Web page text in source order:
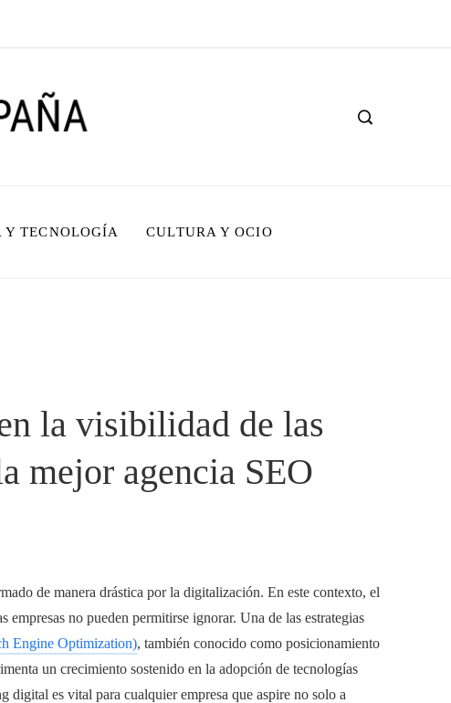
Y TECNOLOGÍA CULTURA Y OCIO
la visibilidad de las
mejor agencia SEO
de manera drástica por la digitalización. En este contexto, el
no pueden permitirse ignorar. Una de las estrategias
Engine Optimization), también conocido como posicionamiento
un crecimiento sostenido en la adopción de tecnologías
es vital para cualquier empresa que aspire no solo a